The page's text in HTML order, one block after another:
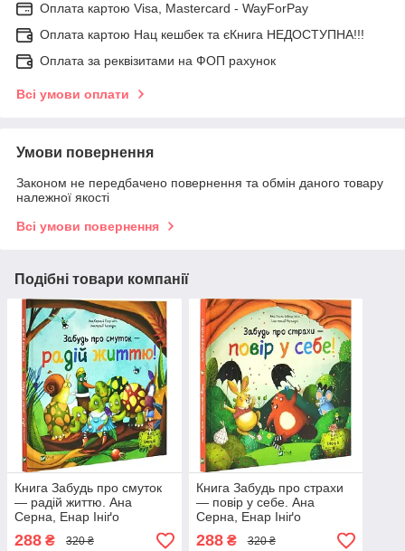
Оплата картою Visa, Mastercard - WayForPay
Оплата картою Нац кешбек та єКнига НЕДОСТУПНА!!!
Оплата за реквізитами на ФОП рахунок
Всі умови оплати
Умови повернення
Законом не передбачено повернення та обмін даного товару
належної якості
Всі умови повернення
Подібні товари компанії
Книга Забудь про смуток
— радій життю. Ана
Серна, Енар Ініґо
288 ₴ 320 ₴
Книга Забудь про страхи
— повір у себе. Ана
Серна, Енар Ініґо
288₴ 320 ₴